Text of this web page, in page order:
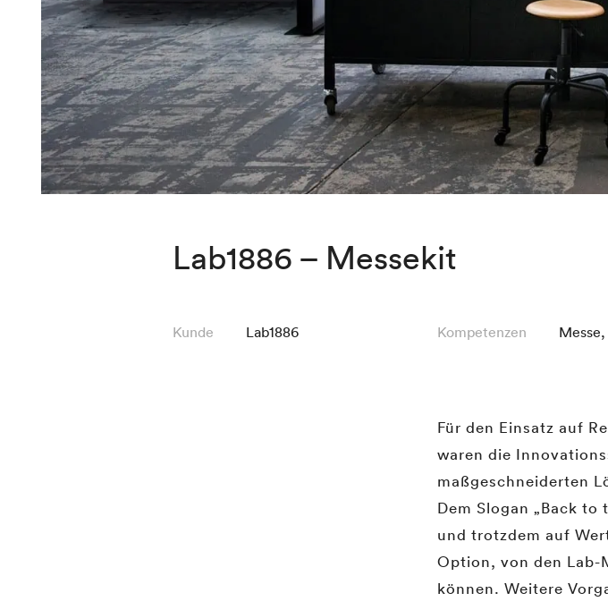
Lab1886 – Messekit
Kunde Lab1886 Kompetenzen Messe,
Für den Einsatz auf
waren die
maßgeschneiderten
Dem Slogan „Back
und trotzdem auf
Option, von den Lab-
können. Weitere